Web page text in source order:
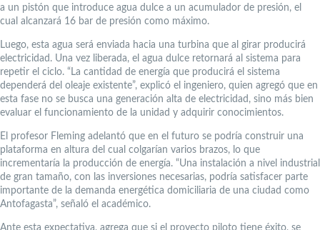
a un pistón que introduce agua dulce a un acumulador de presión, el
cual alcanzará 16 bar de presión como máximo.
Luego, esta agua será enviada hacia una turbina que al girar producirá
electricidad. Una vez liberada, el agua dulce retornará al sistema para
repetir el ciclo. “La cantidad de energía que producirá el sistema
dependerá del oleaje existente”, explicó el ingeniero, quien agregó que en
esta fase no se busca una generación alta de electricidad, sino más bien
evaluar el funcionamiento de la unidad y adquirir conocimientos.
El profesor Fleming adelantó que en el futuro se podría construir una
plataforma en altura del cual colgarían varios brazos, lo que
incrementaría la producción de energía. “Una instalación a nivel industrial
de gran tamaño, con las inversiones necesarias, podría satisfacer parte
importante de la demanda energética domiciliaria de una ciudad como
Antofagasta”, señaló el académico.
Ante esta expectativa, agrega que si el proyecto piloto tiene éxito, se